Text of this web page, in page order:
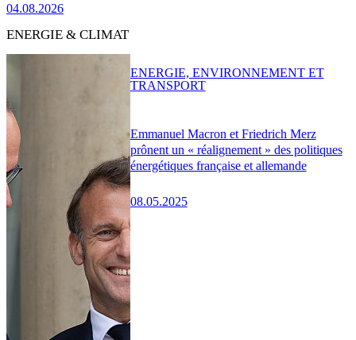
04.08.2026
ENERGIE & CLIMAT
Emmanuel Macron et Friedrich Merz
prônent un « réalignement » des politiques
énergétiques française et allemande
08.05.2025
ENERGIE, ENVIRONNEMENT ET
TRANSPORT